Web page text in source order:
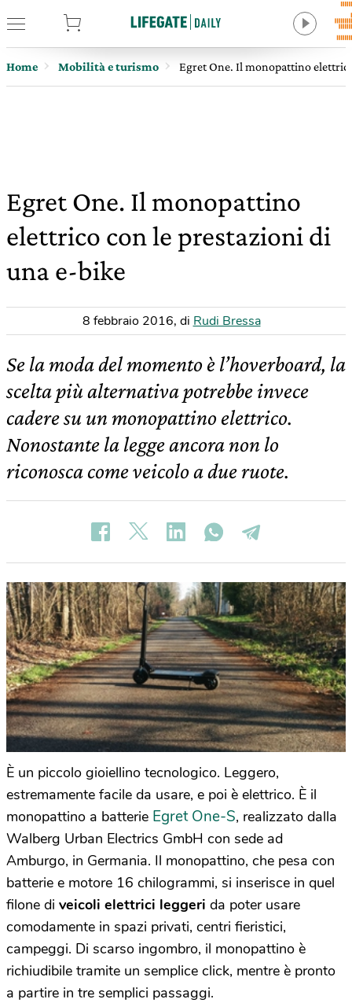
Home Mobilità e turismo Egret One. Il monopattino
Egret One. Il monopattino
elettrico con le prestazioni di
una e-bike
8 febbraio 2016, di Rudi Bressa
Se la moda del momento è l’hoverboard, la
scelta più alternativa potrebbe invece
cadere su un monopattino elettrico.
Nonostante la legge ancora non lo
riconosca come veicolo a due ruote.
È un piccolo gioiellino tecnologico. Leggero,
estremamente facile da usare, e poi è elettrico. È il
monopattino a batterie Egret One-S, realizzato dalla
Walberg Urban Electrics GmbH con sede ad
Amburgo, in Germania. Il monopattino, che pesa con
batterie e motore 16 chilogrammi, si inserisce in quel
filone di veicoli elettrici leggeri da poter usare
comodamente in spazi privati, centri fieristici,
campeggi. Di scarso ingombro, il monopattino è
richiudibile tramite un semplice click, mentre è pronto
a partire in tre semplici passaggi.